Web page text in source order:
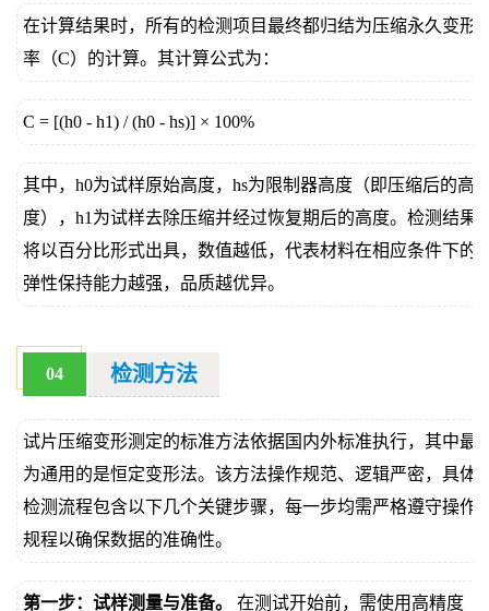
在计算结果时，所有的检测项目最终都归结为压缩永久变形
率（C）的计算。其计算公式为：
C = [(h0 - h1) / (h0 - hs)] × 100%
其中，h0为试样原始高度，hs为限制器高度（即压缩后的高
度），h1为试样去除压缩并经过恢复期后的高度。检测结果
将以百分比形式出具，数值越低，代表材料在相应条件下的
弹性保持能力越强，品质越优异。
04 检测方法
试片压缩变形测定的标准方法依据国内外标准执行，其中最
为通用的是恒定变形法。该方法操作规范、逻辑严密，具体
检测流程包含以下几个关键步骤，每一步均需严格遵守操作
规程以确保数据的准确性。
第一步：试样测量与准备。
在测试开始前，需使用高精度